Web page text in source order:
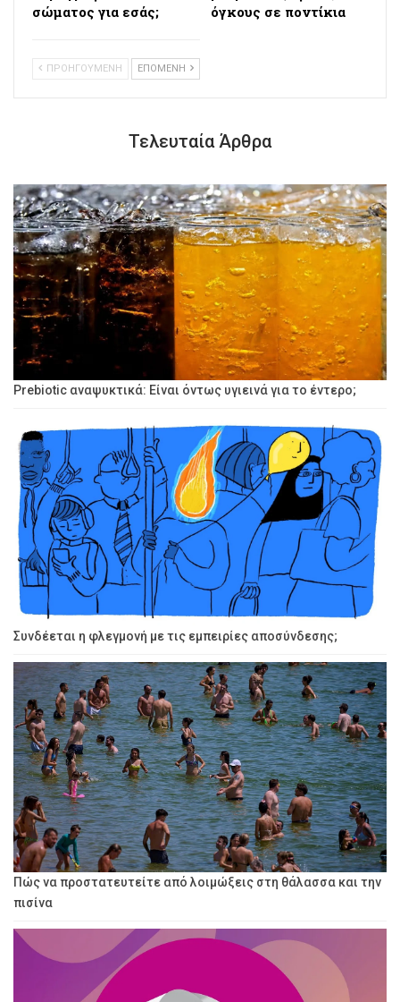
σώματος για εσάς;
όγκους σε ποντίκια
ΠΡΟΗΓΟΥΜΕΝΗ ΕΠΟΜΕΝΗ
Τελευταία Άρθρα
Prebiotic αναψυκτικά: Είναι όντως υγιεινά για το έντερο;
Συνδέεται η φλεγμονή με τις εμπειρίες αποσύνδεσης;
Πώς να προστατευτείτε από λοιμώξεις στη θάλασσα και την
πισίνα